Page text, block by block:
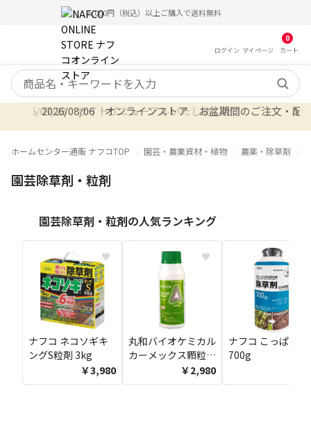
5,000円（税込）以上ご購入で送料無料
12時までのご注文で当日出荷（在庫品）
ログイン マイ ページ
0
カート
検索キーワード
2026/08/06 オンラインストア お盆期間のご注文・配送
ホームセンター通販 ナフコTOP 園芸・農業資材・植物 農薬・除草剤
園芸除草剤・粒剤
園芸除草剤・粒剤の人気ランキング
♥
ナフコ ネコソギキ
ングS粒剤 3kg
￥3,980
♥
丸和バイオケミカル
カーメックス顆粒水
￥2,980
ナフコ こっぱHX
700g